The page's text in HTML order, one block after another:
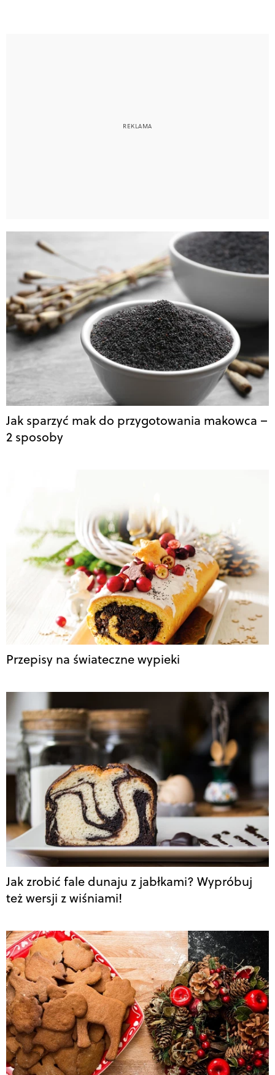
Jak sparzyć mak do przygotowania makowca –
2 sposoby
Przepisy na świateczne wypieki
Jak zrobić fale dunaju z jabłkami? Wypróbuj
też wersji z wiśniami!